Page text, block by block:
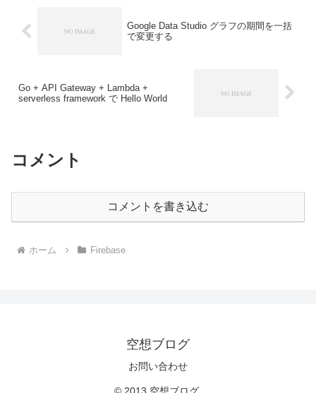
Google Data Studio グラフの期間を一括
で変更する
Go + API Gateway + Lambda +
serverless framework で Hello World
コメント
コメントを書き込む
ホーム Firebase
空想ブログ
お問い合わせ